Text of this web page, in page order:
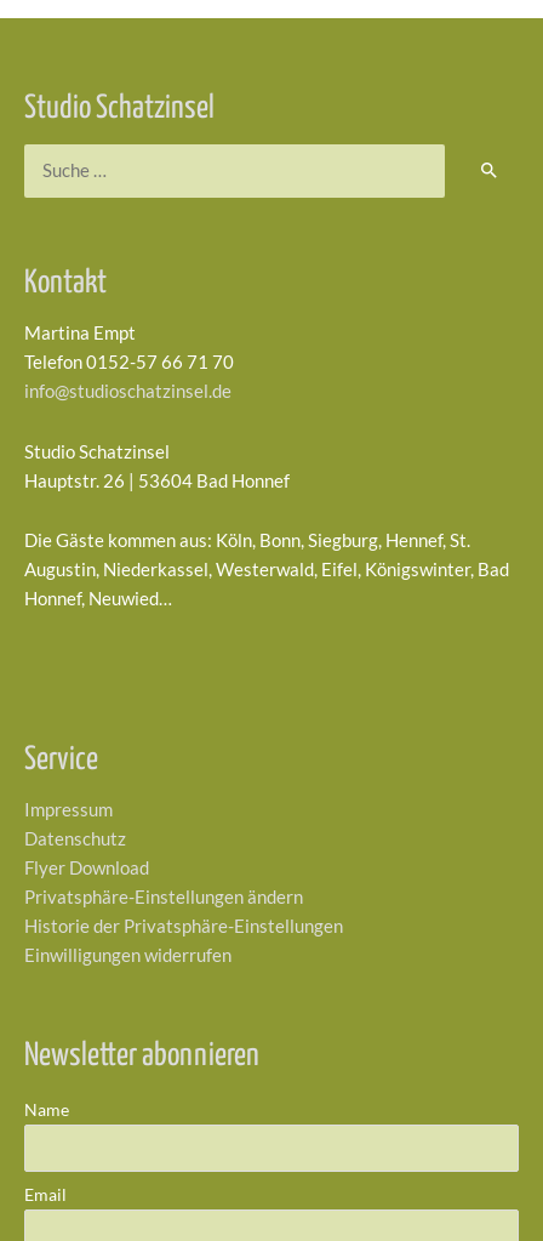
Studio Schatzinsel
Kontakt
Martina Empt
Telefon 0152-57 66 71 70
info@studioschatzinsel.de
Studio Schatzinsel
Hauptstr. 26 | 53604 Bad Honnef
Die Gäste kommen aus: Köln, Bonn, Siegburg, Hennef, St.
Augustin, Niederkassel, Westerwald, Eifel, Königswinter, Bad
Honnef, Neuwied…
Service
Impressum
Datenschutz
Flyer Download
Privatsphäre-Einstellungen ändern
Historie der Privatsphäre-Einstellungen
Einwilligungen widerrufen
Newsletter abonnieren
Name
Email